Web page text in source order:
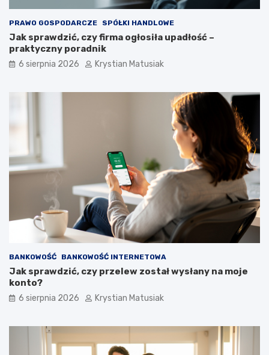
PRAWO GOSPODARCZE SPÓŁKI HANDLOWE
Jak sprawdzić, czy firma ogłosiła upadłość –
praktyczny poradnik
6 sierpnia 2026 Krystian Matusiak
BANKOWOŚĆ BANKOWOŚĆ INTERNETOWA
Jak sprawdzić, czy przelew został wysłany na moje
konto?
6 sierpnia 2026 Krystian Matusiak